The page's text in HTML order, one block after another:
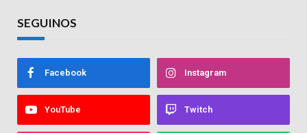
SEGUINOS
Facebook Instagram
YouTube Twitch